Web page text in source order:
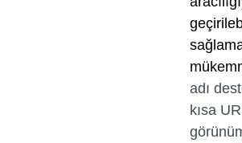
adı
kısa